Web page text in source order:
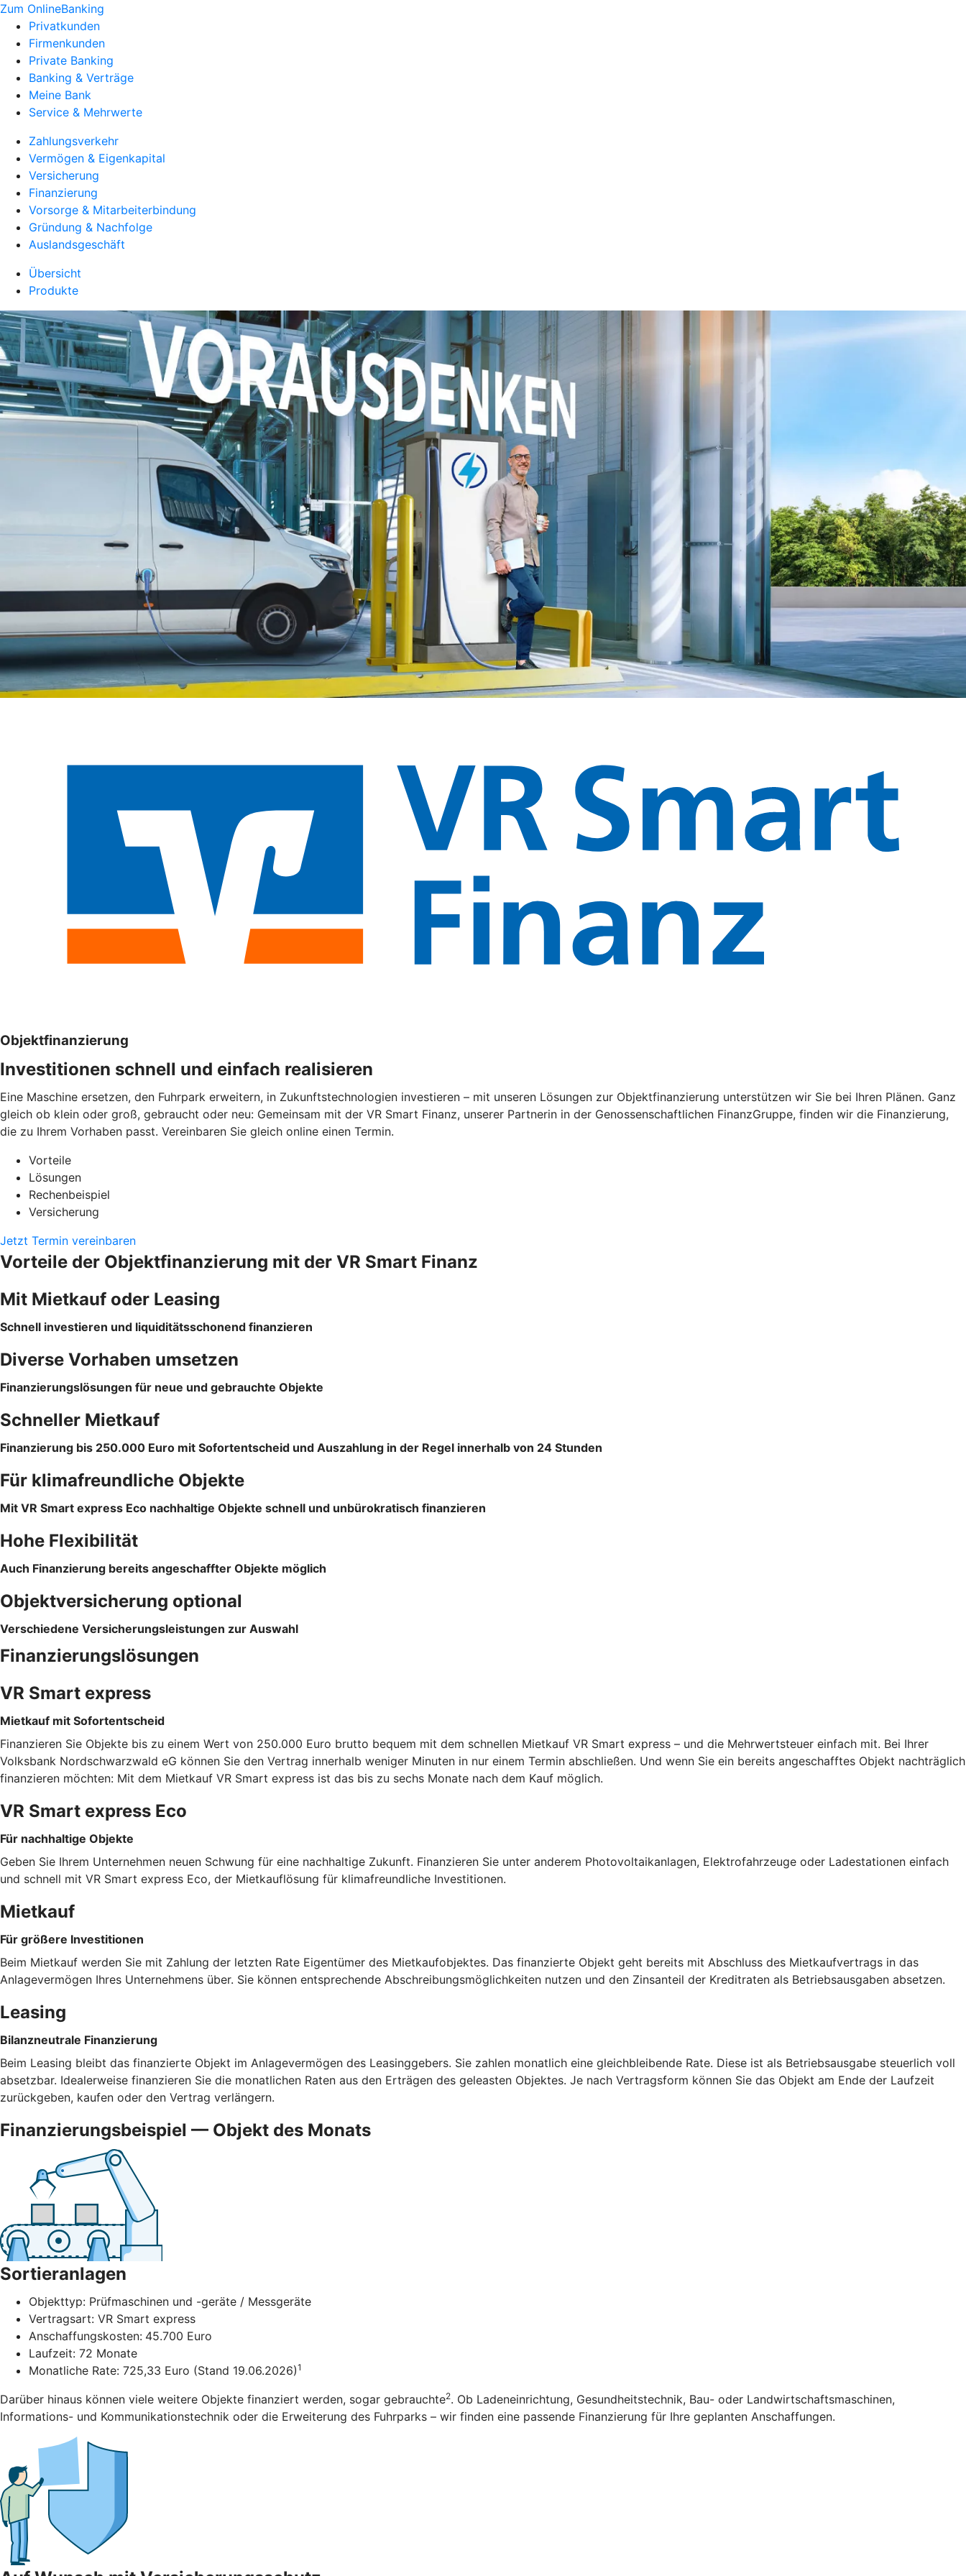
Zum OnlineBanking
Privatkunden
Firmenkunden
Private Banking
Banking & Verträge
Meine Bank
Service & Mehrwerte
Zahlungsverkehr
Vermögen & Eigenkapital
Versicherung
Finanzierung
Vorsorge & Mitarbeiterbindung
Gründung & Nachfolge
Auslandsgeschäft
Übersicht
Produkte
Objektfinanzierung
Investitionen schnell und einfach realisieren
Eine Maschine ersetzen, den Fuhrpark erweitern, in Zukunftstechnologien investieren – mit unseren Lösungen zur Objektfinanzierung unterstützen wir Sie bei Ihren Plänen. Ganz
gleich ob klein oder groß, gebraucht oder neu: Gemeinsam mit der VR Smart Finanz, unserer Partnerin in der Genossenschaftlichen FinanzGruppe, finden wir die Finanzierung,
die zu Ihrem Vorhaben passt. Vereinbaren Sie gleich online einen Termin.
Vorteile
Lösungen
Rechenbeispiel
Versicherung
Jetzt Termin vereinbaren
Vorteile der Objektfinanzierung mit der VR Smart Finanz
Mit Mietkauf oder Leasing
Schnell investieren und liquiditätsschonend finanzieren
Diverse Vorhaben umsetzen
Finanzierungslösungen für neue und gebrauchte Objekte
Schneller Mietkauf
Finanzierung bis 250.000 Euro mit Sofortentscheid und Auszahlung in der Regel innerhalb von 24 Stunden
Für klimafreundliche Objekte
Mit VR Smart express Eco nachhaltige Objekte schnell und unbürokratisch finanzieren
Hohe Flexibilität
Auch Finanzierung bereits angeschaffter Objekte möglich
Objektversicherung optional
Verschiedene Versicherungsleistungen zur Auswahl
Finanzierungslösungen
VR Smart express
Mietkauf mit Sofortentscheid
Finanzieren Sie Objekte bis zu einem Wert von 250.000 Euro brutto bequem mit dem schnellen Mietkauf VR Smart express – und die Mehrwertsteuer einfach mit. Bei Ihrer
Volksbank Nordschwarzwald eG können Sie den Vertrag innerhalb weniger Minuten in nur einem Termin abschließen. Und wenn Sie ein bereits angeschafftes Objekt nachträglich
finanzieren möchten: Mit dem Mietkauf VR Smart express ist das bis zu sechs Monate nach dem Kauf möglich.
VR Smart express Eco
Für nachhaltige Objekte
Geben Sie Ihrem Unternehmen neuen Schwung für eine nachhaltige Zukunft. Finanzieren Sie unter anderem Photovoltaikanlagen, Elektrofahrzeuge oder Ladestationen einfach
und schnell mit VR Smart express Eco, der Mietkauflösung für klimafreundliche Investitionen.
Mietkauf
Für größere Investitionen
Beim Mietkauf werden Sie mit Zahlung der letzten Rate Eigentümer des Mietkaufobjektes. Das finanzierte Objekt geht bereits mit Abschluss des Mietkaufvertrags in das
Anlagevermögen Ihres Unternehmens über. Sie können entsprechende Abschreibungsmöglichkeiten nutzen und den Zinsanteil der Kreditraten als Betriebsausgaben absetzen.
Leasing
Bilanzneutrale Finanzierung
Beim Leasing bleibt das finanzierte Objekt im Anlagevermögen des Leasinggebers. Sie zahlen monatlich eine gleichbleibende Rate. Diese ist als Betriebsausgabe steuerlich voll
absetzbar. Idealerweise finanzieren Sie die monatlichen Raten aus den Erträgen des geleasten Objektes. Je nach Vertragsform können Sie das Objekt am Ende der Laufzeit
zurückgeben, kaufen oder den Vertrag verlängern.
Finanzierungsbeispiel — Objekt des Monats
Sortieranlagen
Objekttyp: Prüfmaschinen und -geräte / Messgeräte
Vertragsart: VR Smart express
Anschaffungskosten: 45.700 Euro
Laufzeit: 72 Monate
Monatliche Rate: 725,33 Euro (Stand 19.06.2026)1
Darüber hinaus können viele weitere Objekte finanziert werden, sogar gebrauchte2. Ob Ladeneinrichtung, Gesundheitstechnik, Bau- oder Landwirtschaftsmaschinen,
Informations- und Kommunikationstechnik oder die Erweiterung des Fuhrparks – wir finden eine passende Finanzierung für Ihre geplanten Anschaffungen.